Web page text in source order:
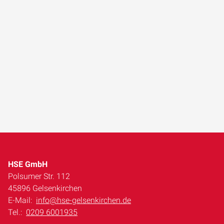
HSE GmbH
Polsumer Str. 112
45896 Gelsenkirchen
E-Mail: info@hse-gelsenkirchen.de
Tel.: 0209 6001935